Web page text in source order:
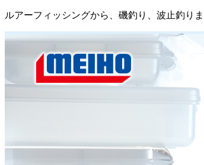
ルアーフィッシングから、磯釣り、波止釣り